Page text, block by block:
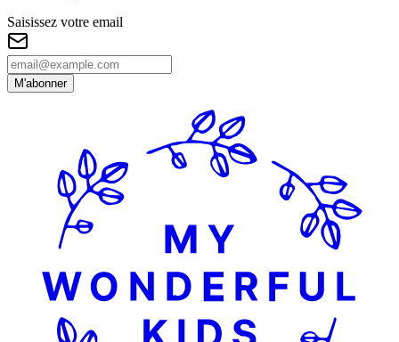
Saisissez votre email
M'abonner